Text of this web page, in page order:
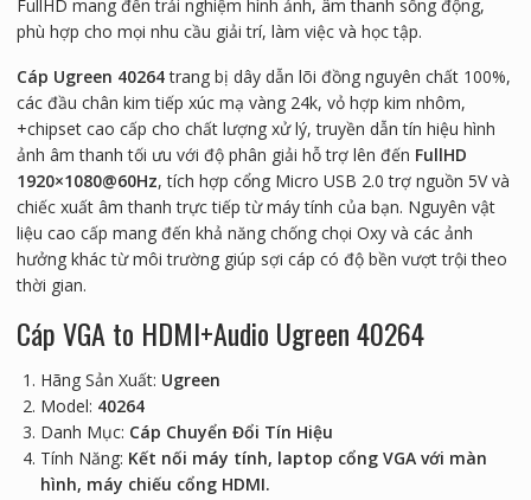
FullHD mang đến trải nghiệm hình ảnh, âm thanh sống động,
phù hợp cho mọi nhu cầu giải trí, làm việc và học tập.
Cáp Ugreen 40264trang bị dây dẫn lõi đồng nguyên chất 100%,
các đầu chân kim tiếp xúc mạ vàng 24k, vỏ hợp kim nhôm,
+chipset cao cấp cho chất lượng xử lý, truyền dẫn tín hiệu hình
ảnh âm thanh tối ưu với độ phân giải hỗ trợ lên đến FullHD
1920×1080@60Hz, tích hợp cổng Micro USB 2.0 trợ nguồn 5V và
chiếc xuất âm thanh trực tiếp từ máy tính của bạn. Nguyên vật
liệu cao cấp mang đến khả năng chống chọi Oxy và các ảnh
hưởng khác từ môi trường giúp sợi cáp có độ bền vượt trội theo
thời gian.
Cáp VGA to HDMI+Audio Ugreen 40264
Hãng Sản Xuất: Ugreen
Model: 40264
Danh Mục: Cáp Chuyển Đổi Tín Hiệu
Tính Năng: Kết nối máy tính, laptop cổng VGA với màn
hình, máy chiếu cổng HDMI.